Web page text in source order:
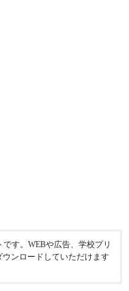
す。WEBや広告、学校プリ
ンロードしていただけます